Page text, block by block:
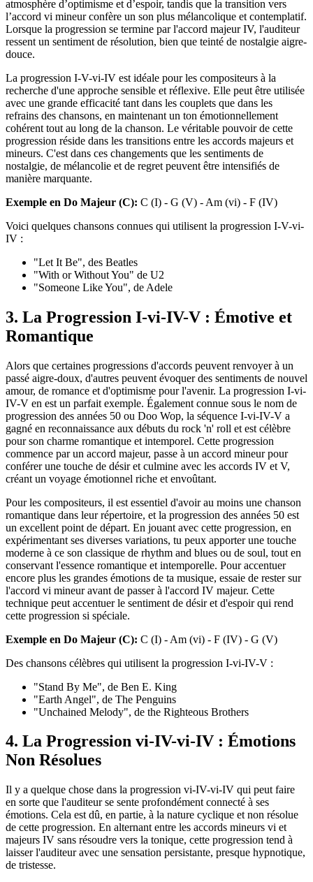
atmosphère d’optimisme et d’espoir, tandis que la transition vers
l’accord vi mineur confère un son plus mélancolique et contemplatif.
Lorsque la progression se termine par l'accord majeur IV, l'auditeur
ressent un sentiment de résolution, bien que teinté de nostalgie aigre-
douce.
La progression I-V-vi-IV est idéale pour les compositeurs à la
recherche d'une approche sensible et réflexive. Elle peut être utilisée
avec une grande efficacité tant dans les couplets que dans les
refrains des chansons, en maintenant un ton émotionnellement
cohérent tout au long de la chanson. Le véritable pouvoir de cette
progression réside dans les transitions entre les accords majeurs et
mineurs. C'est dans ces changements que les sentiments de
nostalgie, de mélancolie et de regret peuvent être intensifiés de
manière marquante.
Exemple en Do Majeur (C): C (I) - G (V) - Am (vi) - F (IV)
Voici quelques chansons connues qui utilisent la progression I-V-vi-
IV :
"Let It Be", des Beatles
"With or Without You" de U2
"Someone Like You", de Adele
3. La Progression I-vi-IV-V : Émotive et
Romantique
Alors que certaines progressions d'accords peuvent renvoyer à un
passé aigre-doux, d'autres peuvent évoquer des sentiments de nouvel
amour, de romance et d'optimisme pour l'avenir. La progression I-vi-
IV-V en est un parfait exemple. Également connue sous le nom de
progression des années 50 ou Doo Wop, la séquence I-vi-IV-V a
gagné en reconnaissance aux débuts du rock 'n' roll et est célèbre
pour son charme romantique et intemporel. Cette progression
commence par un accord majeur, passe à un accord mineur pour
conférer une touche de désir et culmine avec les accords IV et V,
créant un voyage émotionnel riche et envoûtant.
Pour les compositeurs, il est essentiel d'avoir au moins une chanson
romantique dans leur répertoire, et la progression des années 50 est
un excellent point de départ. En jouant avec cette progression, en
expérimentant ses diverses variations, tu peux apporter une touche
moderne à ce son classique de rhythm and blues ou de soul, tout en
conservant l'essence romantique et intemporelle. Pour accentuer
encore plus les grandes émotions de ta musique, essaie de rester sur
l'accord vi mineur avant de passer à l'accord IV majeur. Cette
technique peut accentuer le sentiment de désir et d'espoir qui rend
cette progression si spéciale.
Exemple en Do Majeur (C): C (I) - Am (vi) - F (IV) - G (V)
Des chansons célèbres qui utilisent la progression I-vi-IV-V :
"Stand By Me", de Ben E. King
"Earth Angel", de The Penguins
"Unchained Melody", de the Righteous Brothers
4. La Progression vi-IV-vi-IV : Émotions
Non Résolues
Il y a quelque chose dans la progression vi-IV-vi-IV qui peut faire
en sorte que l'auditeur se sente profondément connecté à ses
émotions. Cela est dû, en partie, à la nature cyclique et non résolue
de cette progression. En alternant entre les accords mineurs vi et
majeurs IV sans résoudre vers la tonique, cette progression tend à
laisser l'auditeur avec une sensation persistante, presque hypnotique,
de tristesse.